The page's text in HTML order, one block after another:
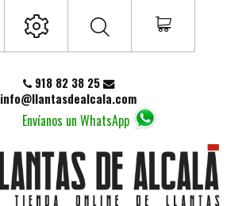
Envíanos un WhatsApp
918 82 38 25
info@llantasdealcala.com